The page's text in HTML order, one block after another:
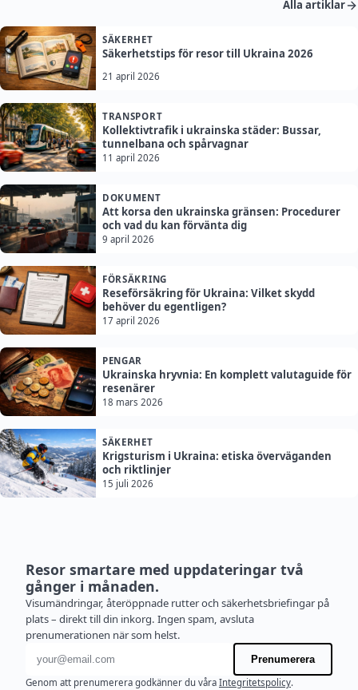
Alla artiklar
SÄKERHET
Säkerhetstips för resor till Ukraina 2026
21 april 2026
TRANSPORT
Kollektivtrafik i ukrainska städer: Bussar,
tunnelbana och spårvagnar
11 april 2026
DOKUMENT
Att korsa den ukrainska gränsen: Procedurer
och vad du kan förvänta dig
9 april 2026
FÖRSÄKRING
Reseförsäkring för Ukraina: Vilket skydd
behöver du egentligen?
17 april 2026
PENGAR
Ukrainska hryvnia: En komplett valutaguide för
resenärer
18 mars 2026
SÄKERHET
Krigsturism i Ukraina: etiska överväganden
och riktlinjer
15 juli 2026
Resor smartare med uppdateringar två
gånger i månaden.
Visumändringar, återöppnade rutter och säkerhetsbriefingar på
plats – direkt till din inkorg. Ingen spam, avsluta
prenumerationen när som helst.
E-postadress
Prenumerera
Genom att prenumerera godkänner du våra Integritetspolicy.